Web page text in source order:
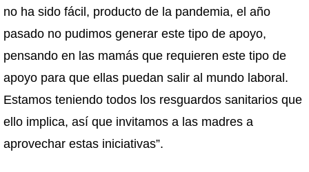
no ha sido fácil, producto de la pandemia, el año
pasado no pudimos generar este tipo de apoyo,
pensando en las mamás que requieren este tipo de
apoyo para que ellas puedan salir al mundo laboral.
Estamos teniendo todos los resguardos sanitarios que
ello implica, así que invitamos a las madres a
aprovechar estas iniciativas”.